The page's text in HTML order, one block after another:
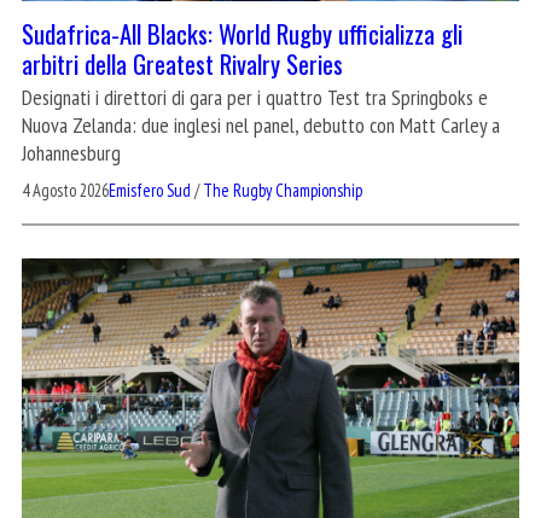
Sudafrica-All Blacks: World Rugby ufficializza gli
arbitri della Greatest Rivalry Series
Designati i direttori di gara per i quattro Test tra Springboks e
Nuova Zelanda: due inglesi nel panel, debutto con Matt Carley a
Johannesburg
4 Agosto 2026Emisfero Sud /The Rugby Championship